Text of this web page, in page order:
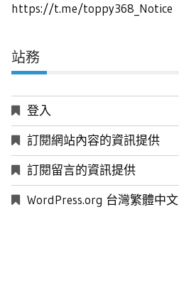
https://t.me/toppy368_Notice
站務
登入
訂閱網站內容的資訊提供
訂閱留言的資訊提供
WordPress.org 台灣繁體中文